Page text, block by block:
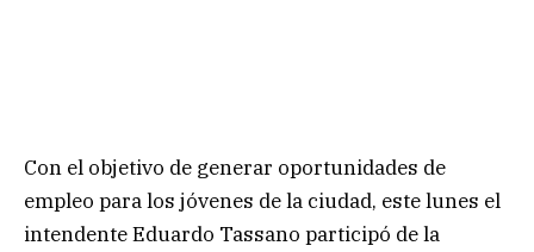
Con el objetivo de generar oportunidades de
empleo para los jóvenes de la ciudad, este lunes el
intendente Eduardo Tassano participó de la